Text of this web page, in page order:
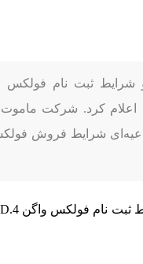
مبلغ ۹۵۰ میلیون تومان اعلام